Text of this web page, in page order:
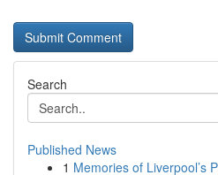
Search
Published News
1 Memories of Liverpool’s